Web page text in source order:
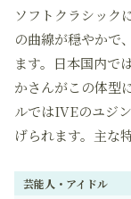
ソフトクラシック
の曲線が穏やかで
ます。日本国内で
かさんがこの体型
ルではIVEのユジ
げられます。主な
芸能人・アイドル